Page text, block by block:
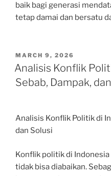
baik bagi generasi
tetap damai dan bersatu
POSTED
ON
MARCH 9, 2026
Analisis Konflik
Sebab, Dampak,
Analisis Konflik Politik di
dan Solusi
Konflik politik di
tidak bisa diabaikan.